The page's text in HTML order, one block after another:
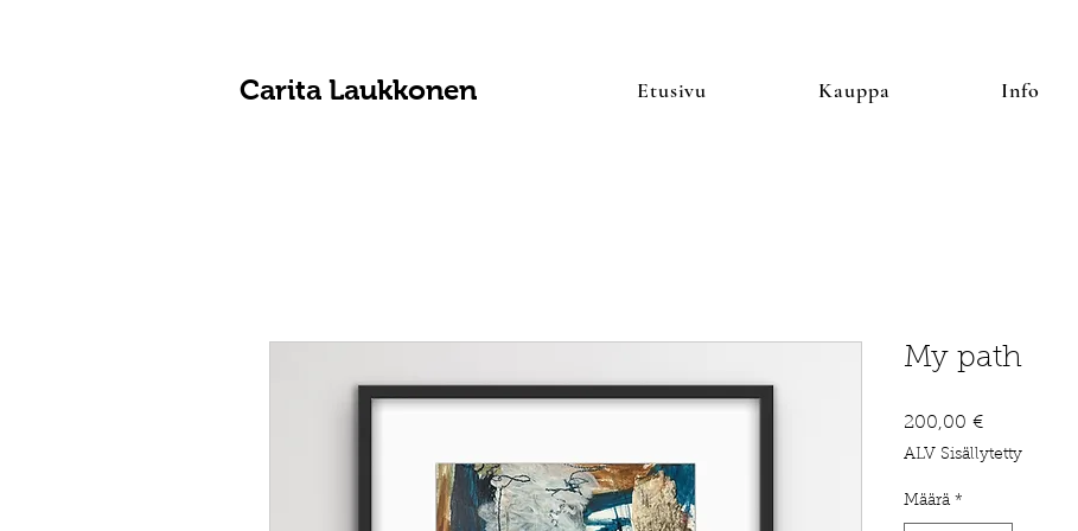
Carita Laukkonen Etusivu Kauppa Info
My path
200,00 €Hinta
ALV Sisällytetty
Määrä *